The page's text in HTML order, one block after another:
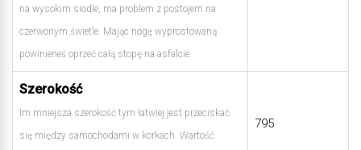
na wysokim siodle, ma problem z postojem na
czerwonym świetle. Mając nogę wyprostowaną
powinieneś oprzeć całą stopę na asfalcie.
Szerokość
Im mniejsza szerokość tym łatwiej jest przeciskać
się między samochodami w korkach. Wartość
795